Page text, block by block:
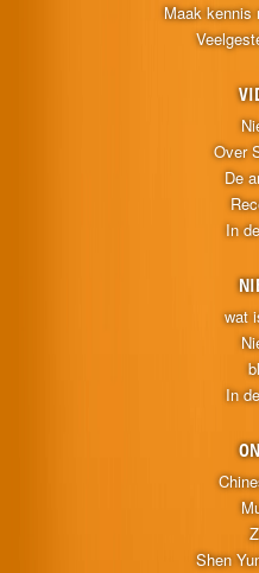
Maak kennis
Over
De
In
wat
In
Shen